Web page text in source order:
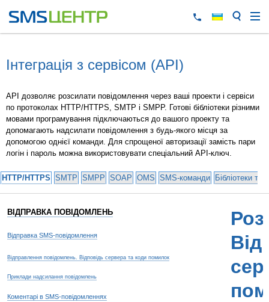
Інтеграція з сервісом (API)
API дозволяє розсилати повідомлення через ваші проекти і сервіси
по протоколах HTTP/HTTPS, SMTP і SMPP. Готові бібліотеки різними
мовами програмування підключаються до вашого проекту та
допомагають надсилати повідомлення з будь-якого місця за
допомогою однієї команди. Для спрощеної авторизації замість пари
логін і пароль можна використовувати спеціальний API-ключ.
HTTP/HTTPS SMTP SMPP SOAP OMS SMS-команди Бібліотеки та
ВІДПРАВКА ПОВІДОМЛЕНЬ
Відправка SMS-повідомлення
Відправлення повідомлень. Відповідь сервера та коди помилок
Приклади надсилання повідомлень
Коментарі в SMS-повідомленнях